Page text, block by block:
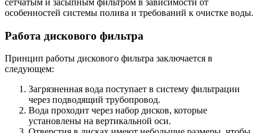
особенностей системы полива и требований к очистке воды.
Работа дискового фильтра
Принцип работы дискового фильтра заключается в
следующем:
Загрязненная вода поступает в систему фильтрации
через подводящий трубопровод.
Вода проходит через набор дисков, которые
установлены на вертикальной оси.